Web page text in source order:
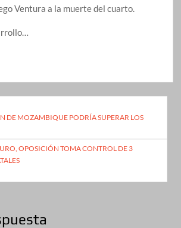
Ventura a la muerte del cuarto.
DE MOZAMBIQUE PODRÍA SUPERAR LOS
OPOSICIÓN TOMA CONTROL DE 3